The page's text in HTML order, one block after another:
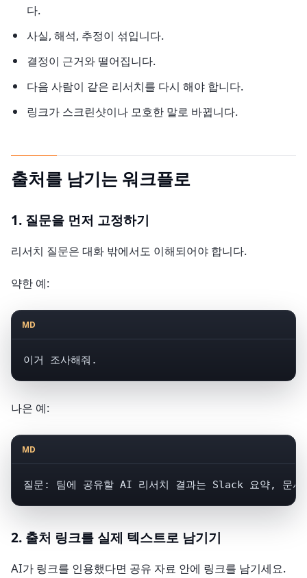
다.
사실, 해석, 추정이 섞입니다.
결정이 근거와 떨어집니다.
다음 사람이 같은 리서치를 다시 해야 합니다.
링크가 스크린샷이나 모호한 말로 바뀝니다.
출처를 남기는 워크플로
1. 질문을 먼저 고정하기
리서치 질문은 대화 밖에서도 이해되어야 합니다.
약한 예:
MD
이거 조사해줘.
나은 예:
MD
질문: 팀에 공유할 AI 리서치 결과는 Slack 요약, 문
2. 출처 링크를 실제 텍스트로 남기기
AI가 링크를 인용했다면 공유 자료 안에 링크를 남기세요.